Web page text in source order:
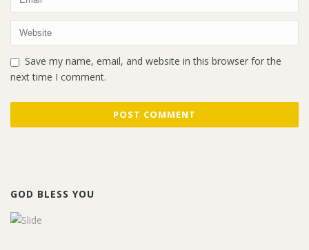
Save my name, email, and website in this browser for the
next time I comment.
GOD BLESS YOU